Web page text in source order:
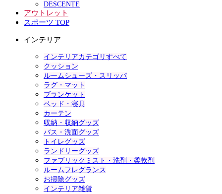
DESCENTE
アウトレット
スポーツ TOP
インテリア
インテリアカテゴリすべて
クッション
ルームシューズ・スリッパ
ラグ・マット
ブランケット
ベッド・寝具
カーテン
収納・収納グッズ
バス・洗面グッズ
トイレグッズ
ランドリーグッズ
ファブリックミスト・洗剤・柔軟剤
ルームフレグランス
お掃除グッズ
インテリア雑貨